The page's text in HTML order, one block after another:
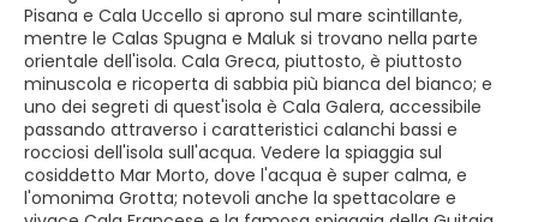
Pisana e Cala Uccello si aprono sul mare scintillante,
mentre le Calas Spugna e Maluk si trovano nella parte
orientale dell'isola. Cala Greca, piuttosto, è piuttosto
minuscola e ricoperta di sabbia più bianca del bianco; e
uno dei segreti di quest'isola è Cala Galera, accessibile
passando attraverso i caratteristici calanchi bassi e
rocciosi dell'isola sull'acqua. Vedere la spiaggia sul
cosiddetto Mar Morto, dove l'acqua è super calma, e
l'omonima Grotta; notevoli anche la spettacolare e